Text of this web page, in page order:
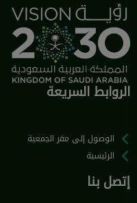
الروابط السريعة
الوصول إلى مقر الجمعية
الرئيسية
إتصل بنا